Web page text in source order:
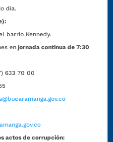
día.
barrio Kennedy.
en jornada continua de 7:30
633 70 00
actos de corrupción: